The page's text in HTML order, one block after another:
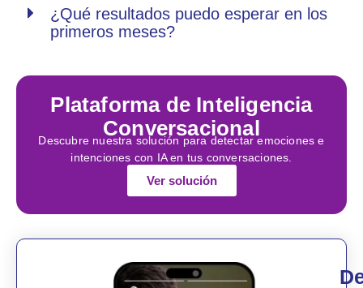
¿Qué resultados puedo esperar en los
primeros meses?
Plataforma de Inteligencia
Conversacional
Descubre nuestra solución para detectar emociones e
intenciones con IA en tus conversaciones.
Ver solución